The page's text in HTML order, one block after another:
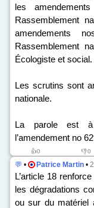
les
Rassemblement
amendements n
Rassemblement
Écologiste et social.
Les scrutins sont
nationale.
La parole est à
l’amendement no
👍0 👎0
💬 • Patrice Martin •
L’article 18
les dégradations
ou sur du matériel